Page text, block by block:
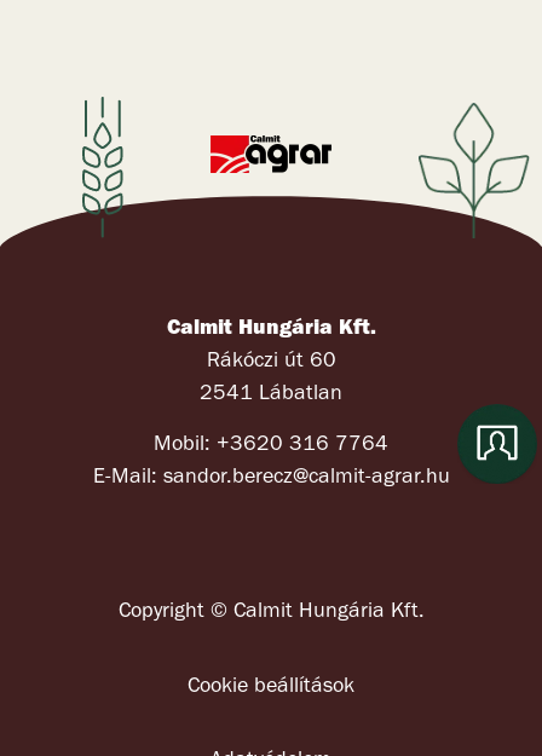
Calmit Hungária Kft.
Rákóczi út 60
2541 Lábatlan
Mobil: +3620 316 7764
E-Mail: sandor.berecz@calmit-agrar.hu
Copyright © Calmit Hungária Kft.
Cookie beállítások